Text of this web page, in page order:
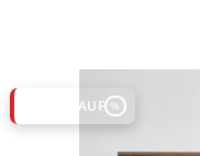
ABVERKAUF